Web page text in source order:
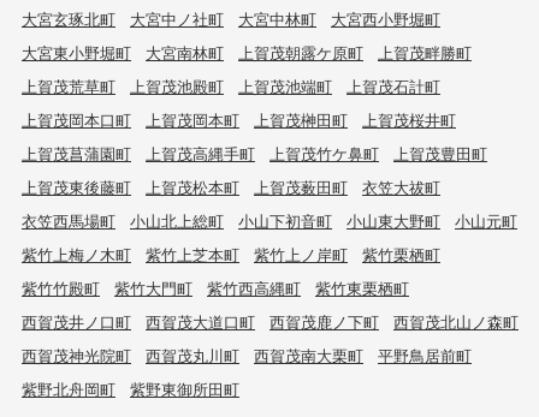
大宮玄琢北町
大宮中ノ社町 大宮中林町
大宮西小野堀町
大宮東小野堀町
大宮南林町 上賀茂朝露ケ原町
上賀茂畔勝町
上賀茂荒草町
上賀茂池殿町 上賀茂池端町
上賀茂石計町
上賀茂岡本口町
上賀茂岡本町 上賀茂榊田町
上賀茂桜井町
上賀茂菖蒲園町
上賀茂高縄手町 上賀茂竹ケ鼻町
上賀茂豊田町
上賀茂東後藤町
上賀茂松本町 上賀茂薮田町
衣笠大祓町
衣笠西馬場町
小山北上総町 小山下初音町 小山東大野町
小山元町
紫竹上梅ノ木町
紫竹上芝本町 紫竹上ノ岸町
紫竹栗栖町
紫竹竹殿町
紫竹大門町 紫竹西高縄町
紫竹東栗栖町
西賀茂井ノ口町
西賀茂大道口町 西賀茂鹿ノ下町
西賀茂北山ノ森町
西賀茂神光院町
西賀茂丸川町 西賀茂南大栗町
平野鳥居前町
紫野北舟岡町
紫野東御所田町